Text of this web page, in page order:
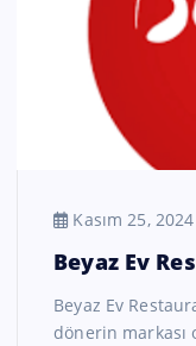
Kasım 25, 2024
Beyaz Ev
Beyaz Ev
dönerin markası